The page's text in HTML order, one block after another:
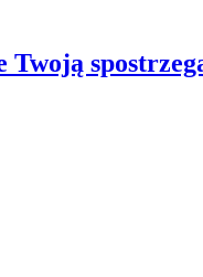
Twoją